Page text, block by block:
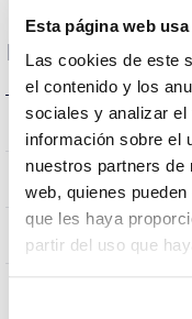
Esta página web
Las cookies de este
el contenido y los
sociales y analizar
información sobre el
nuestros partners de
web, quienes
que les haya
partir del uso que
Datos ópticos
Temperatura de
CRI Índice de
Ángulo de